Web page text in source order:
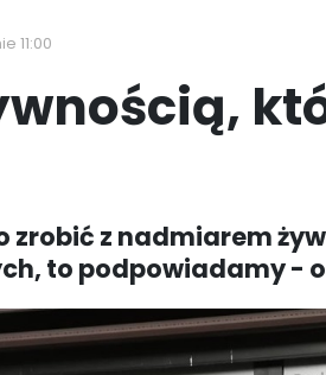
11:00
zrobić z nadmiarem
to podpowiadamy -